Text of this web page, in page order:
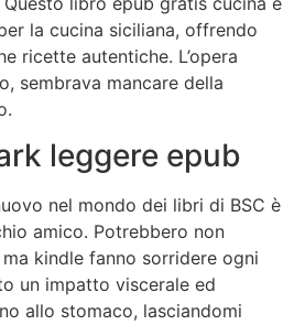
la cucina siciliana, offrendo
ricette autentiche. L’opera
sembrava mancare della
leggere epub
nel mondo dei libri di BSC è
amico. Potrebbero non
kindle fanno sorridere ogni
un impatto viscerale ed
allo stomaco, lasciandomi